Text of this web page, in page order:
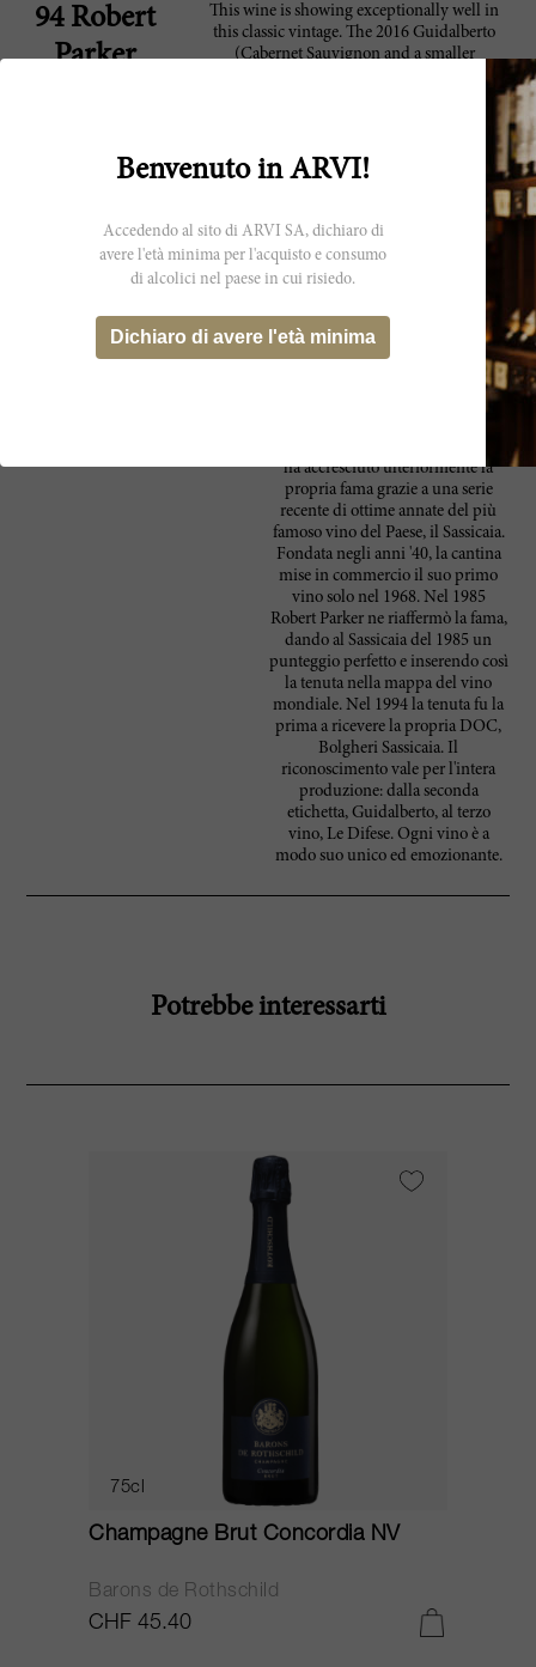
94 Robert
Parker
This wine is showing exceptionally well in
this classic vintage. The 2016 Guidalberto
(Cabernet Sauvignon and a smaller
generous bouquet and a beautifully rich and
aromatic profile, more texture and more
volume as well. Dark cherry and blackberry
segue to spice, tar, leather and sweet fruit at
the end. The mouthfeel is elegantly shaped,
silky and nuanced. This may well be the best
vintage of Guidalberto I have yet to taste—
and you can get this wine at a great price too.
ha accresciuto ulteriormente la
propria fama grazie a una serie
recente di ottime annate del più
famoso vino del Paese, il Sassicaia.
Fondata negli anni '40, la cantina
mise in commercio il suo primo
vino solo nel 1968. Nel 1985
Robert Parker ne riaffermò la fama,
dando al Sassicaia del 1985 un
punteggio perfetto e inserendo così
la tenuta nella mappa del vino
mondiale. Nel 1994 la tenuta fu la
prima a ricevere la propria DOC,
Bolgheri Sassicaia. Il
riconoscimento vale per l'intera
produzione: dalla seconda
etichetta, Guidalberto, al terzo
vino, Le Difese. Ogni vino è a
modo suo unico ed emozionante.
Potrebbe interessarti
75cl
Champagne Brut Concordia NV
Barons de Rothschild
CHF 45.40
Benvenuto in ARVI!
Accedendo al sito di ARVI SA, dichiaro di
avere l'età minima per l'acquisto e consumo
di alcolici nel paese in cui risiedo.
Dichiaro di avere l'età minima